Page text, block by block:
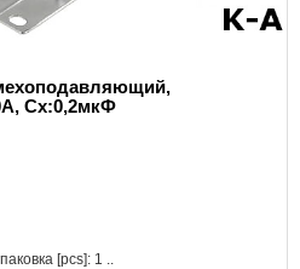
Сх:0,2мкФ
[pcs]: 1 ..